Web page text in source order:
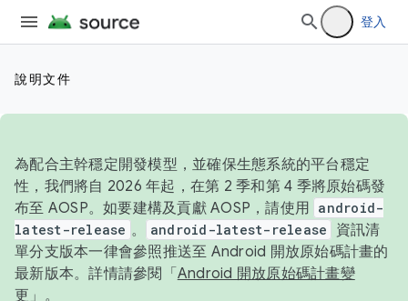
登入
說明文件
為配合主幹穩定開發模型，並確保生態系統的平台穩定
性，我們將自 2026 年起，在第 2 季和第 4 季將原始碼發
布至 AOSP。如要建構及貢獻 AOSP，請使用 android-
latest-release 。 android-latest-release
資訊清
單分支版本一律會參照推送至 Android 開放原始碼計畫的
最新版本。詳情請參閱「 Android 開放原始碼計畫變
更 」。